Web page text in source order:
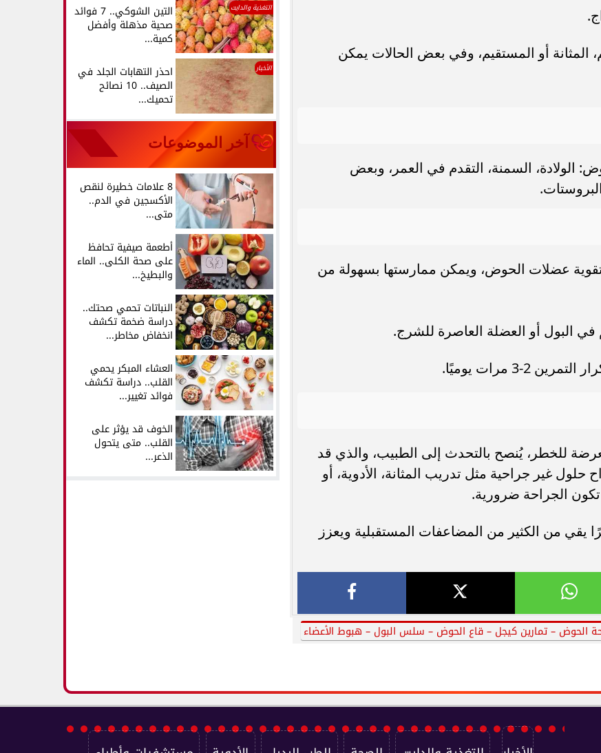
أو المستقيم، وفي بعض الحالات يمكن
السمنة، التقدم في العمر، وبعض
عضلات الحوض، ويمكن ممارستها بسهولة من
البول أو العضلة العاصرة للشرج.
3 مرات يوميًا.
للخطر، يُنصح بالتحدث إلى الطبيب، والذي قد
غير جراحية مثل تدريب المثانة، الأدوية، أو
تكون الجراحة ضرورية.
يقي من الكثير من المضاعفات المستقبلية ويعزز
الحوض – تمارين كيجل – قاع الحوض – سلس البول – هبوط الأعضاء
التغذية والدايت التين الشوكي.. 7 فوائد
صحية مذهلة وأفضل
كمية...
الأخبار احذر التهابات الجلد في
الصيف.. 10 نصائح
تحميك...
آخر الموضوعات
8 علامات خطيرة لنقص
الأكسجين في الدم..
متى...
أطعمة صيفية تحافظ
على صحة الكلى.. الماء
والبطيخ...
النباتات تحمي صحتك..
دراسة ضخمة تكشف
انخفاض مخاطر...
العشاء المبكر يحمي
القلب.. دراسة تكشف
فوائد تغيير...
الخوف قد يؤثر على
القلب.. متى يتحول
الذعر...